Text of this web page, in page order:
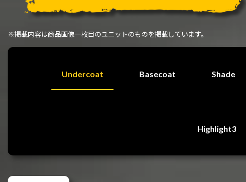
※掲載内容は商品画像一枚目のユニットのものを掲載しています。
Undercoat Basecoat Shade
Highlight3